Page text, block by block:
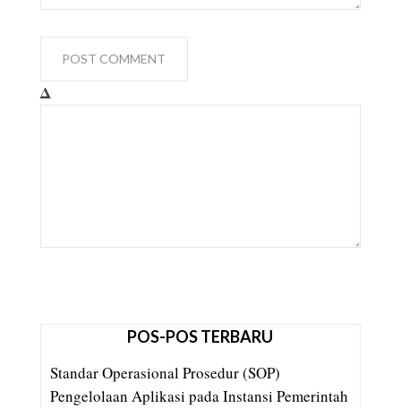
Δ
POS-POS TERBARU
Standar Operasional Prosedur (SOP)
Pengelolaan Aplikasi pada Instansi Pemerintah